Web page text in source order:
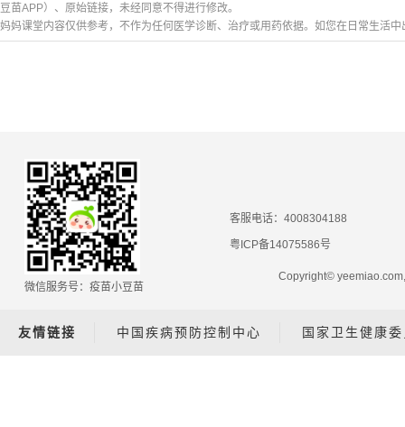
豆苗APP）、原始链接，未经同意不得进行修改。
妈妈课堂内容仅供参考，不作为任何医学诊断、治疗或用药依据。如您在日常生活
微信服务号：疫苗小豆苗
客服电话：4008304188
粤ICP备14075586号
Copyright©
友情链接 中国疾病预防控制中心 国家卫生健康